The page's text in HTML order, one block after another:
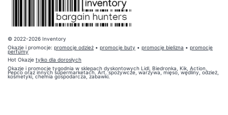
© 2022-2026 Inventory
Okazje i promocje: promocje odzież • promocje buty • promocje bielizna • promocje
perfumy
Hot Okazje tylko dla dorosłych
Okazje i promocje tygodnia w sklepach dyskontowych Lidl, Biedronka, Kik, Action,
Pepco oraz innych supermarketach. Art. spożywcze, warzywa, mięso, wędliny, odzież,
kosmetyki, chemia gospodarcza, zabawki.